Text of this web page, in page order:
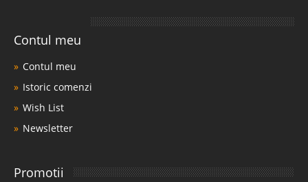
Contul meu
Contul meu
Istoric comenzi
Wish List
Newsletter
Promotii